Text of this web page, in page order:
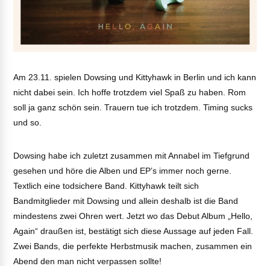
Am 23.11. spielen Dowsing und Kittyhawk in Berlin und ich kann
nicht dabei sein. Ich hoffe trotzdem viel Spaß zu haben. Rom
soll ja ganz schön sein. Trauern tue ich trotzdem. Timing sucks
und so.
Dowsing habe ich zuletzt zusammen mit Annabel im Tiefgrund
gesehen und höre die Alben und EP’s immer noch gerne.
Textlich eine todsichere Band. Kittyhawk teilt sich
Bandmitglieder mit Dowsing und allein deshalb ist die Band
mindestens zwei Ohren wert. Jetzt wo das Debut Album „Hello,
Again“ draußen ist, bestätigt sich diese Aussage auf jeden Fall.
Zwei Bands, die perfekte Herbstmusik machen, zusammen ein
Abend den man nicht verpassen sollte!